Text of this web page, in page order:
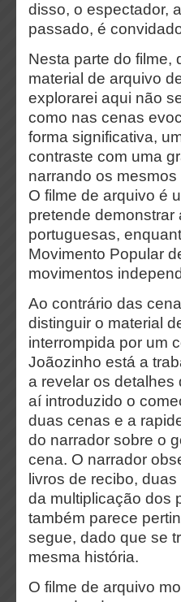
disso, o espectador,
passado, é
Nesta parte do filme,
material de arquivo
explorarei aqui não
como nas cenas
forma significativa,
contraste com uma
narrando os
O filme de arquivo é
pretende
portuguesas,
Movimento Popular
movimentos
Ao contrário das
distinguir o material
interrompida por um
Joãozinho está a
a revelar os detalhes
aí introduzido o
duas cenas e a
do narrador sobre o
cena. O narrador
livros de recibo,
da multiplicação dos
também parece
segue, dado que se
mesma história.
O filme de arquivo